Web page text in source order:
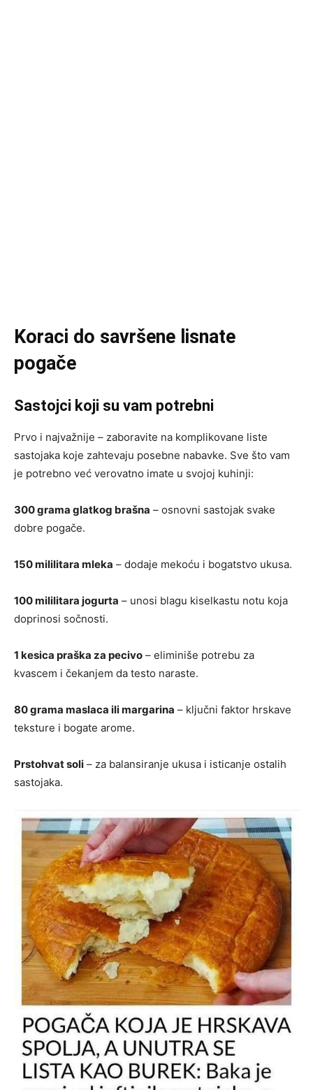
Koraci do savršene lisnate
pogače
Sastojci koji su vam potrebni
Prvo i najvažnije – zaboravite na komplikovane liste
sastojaka koje zahtevaju posebne nabavke. Sve što vam
je potrebno već verovatno imate u svojoj kuhinji:
300 grama glatkog brašna – osnovni sastojak svake
dobre pogače.
150 mililitara mleka – dodaje mekoću i bogatstvo ukusa.
100 mililitara jogurta – unosi blagu kiselkastu notu koja
doprinosi sočnosti.
1 kesica praška za pecivo – eliminiše potrebu za
kvascem i čekanjem da testo naraste.
80 grama maslaca ili margarina – ključni faktor hrskave
teksture i bogate arome.
Prstohvat soli – za balansiranje ukusa i isticanje ostalih
sastojaka.